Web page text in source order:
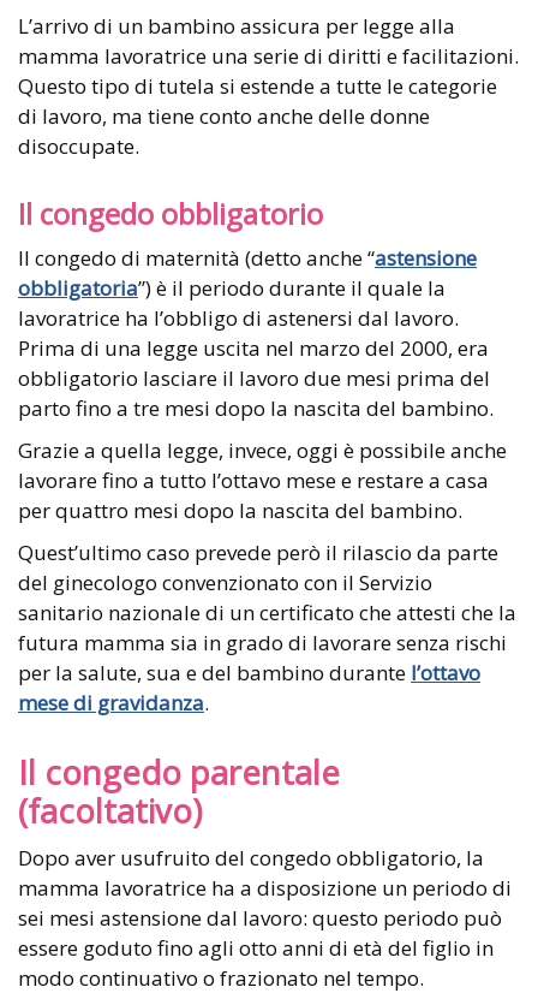
L’arrivo di un bambino assicura per legge alla
mamma lavoratrice una serie di diritti e facilitazioni.
Questo tipo di tutela si estende a tutte le categorie
di lavoro, ma tiene conto anche delle donne
disoccupate.
Il congedo obbligatorio
Il congedo di maternità (detto anche “astensione
obbligatoria”) è il periodo durante il quale la
lavoratrice ha l’obbligo di astenersi dal lavoro.
Prima di una legge uscita nel marzo del 2000, era
obbligatorio lasciare il lavoro due mesi prima del
parto fino a tre mesi dopo la nascita del bambino.
Grazie a quella legge, invece, oggi è possibile anche
lavorare fino a tutto l’ottavo mese e restare a casa
per quattro mesi dopo la nascita del bambino.
Quest’ultimo caso prevede però il rilascio da parte
del ginecologo convenzionato con il Servizio
sanitario nazionale di un certificato che attesti che la
futura mamma sia in grado di lavorare senza rischi
per la salute, sua e del bambino durante l’ottavo
mese di gravidanza.
Il congedo parentale
(facoltativo)
Dopo aver usufruito del congedo obbligatorio, la
mamma lavoratrice ha a disposizione un periodo di
sei mesi astensione dal lavoro: questo periodo può
essere goduto fino agli otto anni di età del figlio in
modo continuativo o frazionato nel tempo.